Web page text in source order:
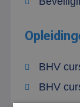
BHV
BHV